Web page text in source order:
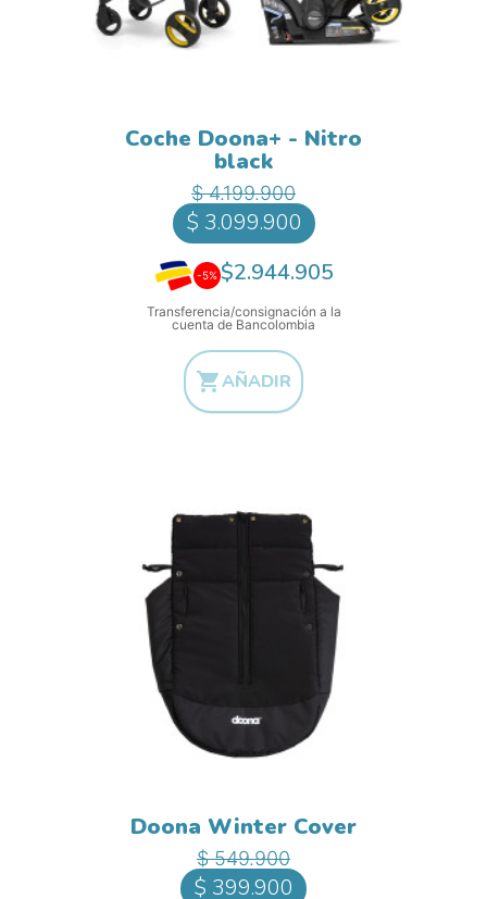
Coche Doona+ - Nitro
blackPrecio base
$ 4.199.900
$ 3.099.900
-5% $2.944.905
Transferencia/consignación a la
cuenta de Bancolombia
AÑADIR
Doona Winter Cover
Precio base
$ 549.900
$ 399.900